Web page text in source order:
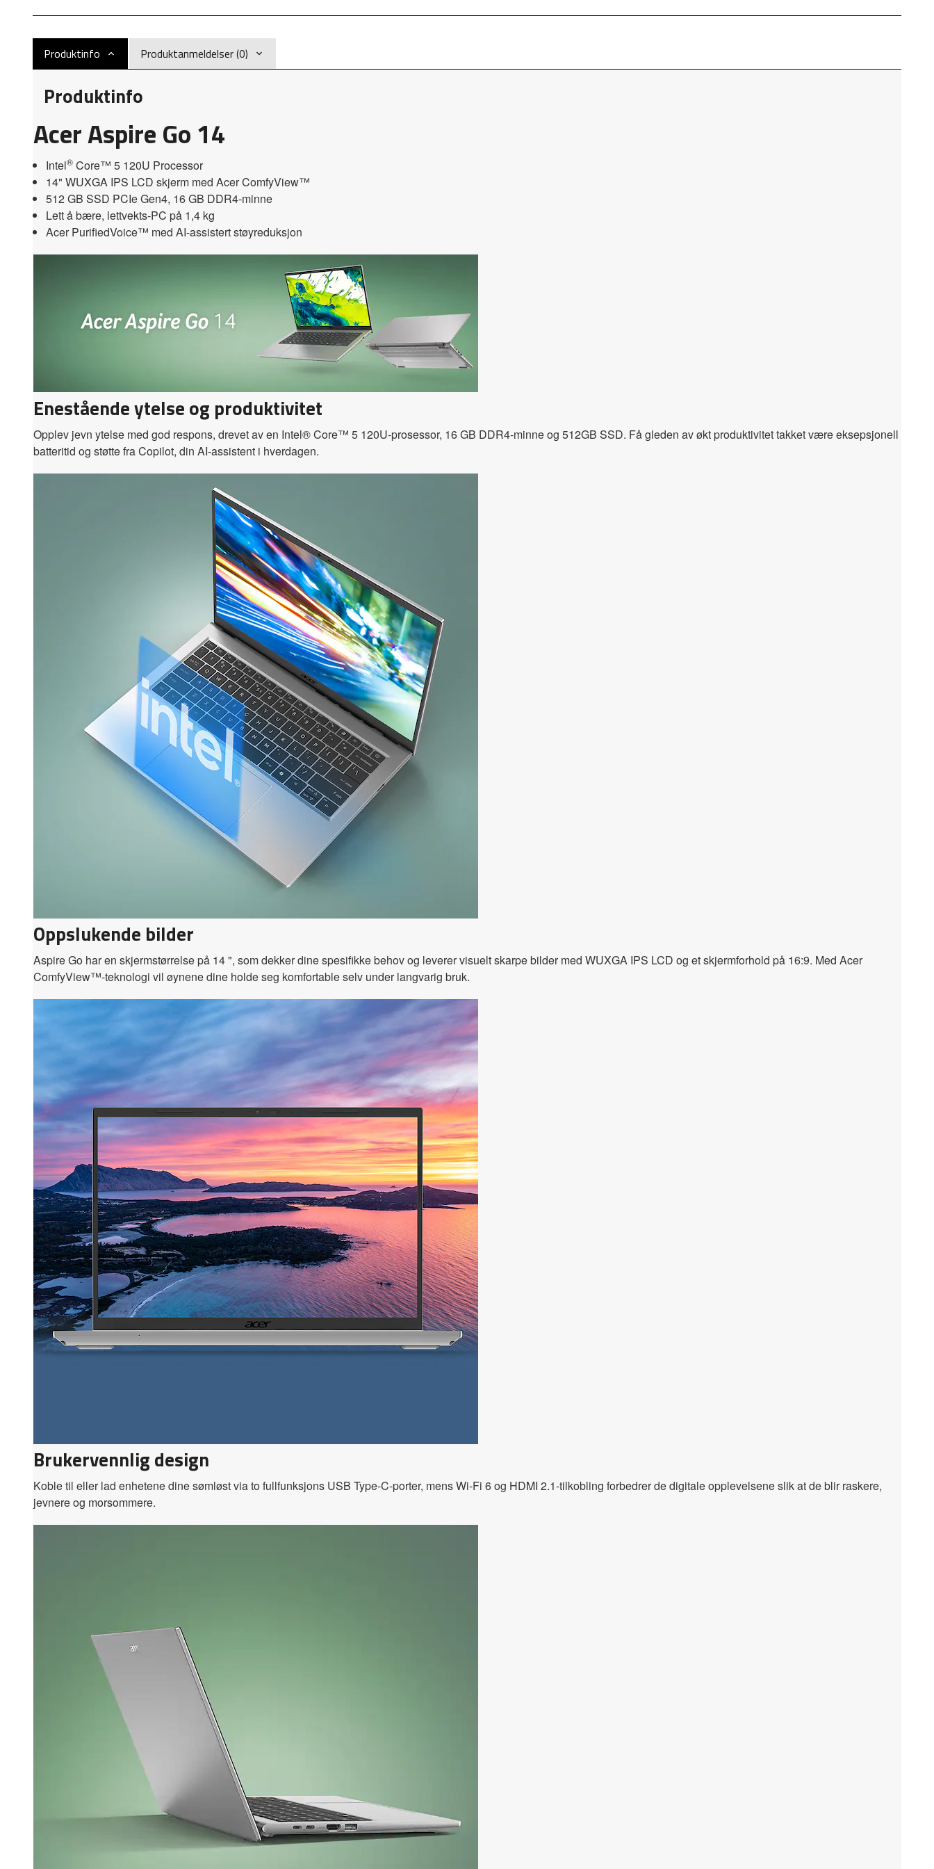
Produktinfo Produktanmeldelser (0)
Produktinfo
Acer Aspire Go 14
Intel® Core™ 5 120U Processor
14" WUXGA IPS LCD skjerm med Acer ComfyView™
512 GB SSD PCIe Gen4, 16 GB DDR4-minne
Lett å bære, lettvekts-PC på 1,4 kg
Acer PurifiedVoice™ med AI-assistert støyreduksjon
Enestående ytelse og produktivitet
Opplev jevn ytelse med god respons, drevet av en Intel® Core™ 5 120U-prosessor, 16 GB DDR4-minne og 512GB SSD. Få gleden av økt produktivitet takket være eksepsjonell
batteritid og støtte fra Copilot, din AI-assistent i hverdagen.
Oppslukende bilder
Aspire Go har en skjermstørrelse på 14 ", som dekker dine spesifikke behov og leverer visuelt skarpe bilder med WUXGA IPS LCD og et skjermforhold på 16:9. Med Acer
ComfyView™-teknologi vil øynene dine holde seg komfortable selv under langvarig bruk.
Brukervennlig design
Koble til eller lad enhetene dine sømløst via to fullfunksjons USB Type-C-porter, mens Wi-Fi 6 og HDMI 2.1-tilkobling forbedrer de digitale opplevelsene slik at de blir raskere,
jevnere og morsommere.